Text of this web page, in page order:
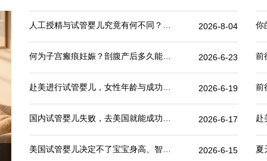
人工授精与试管婴儿究竟有何不同？一文读懂两者区别 2026-8-04
何为子宫瘢痕妊娠？剖腹产后多久能做试管婴儿？ 2026-6-23
赴美进行试管婴儿，女性年龄与成功率之间有何关联？ 2026-6-19
国内试管婴儿失败，去美国就能成功吗？ 2026-6-17
美国试管婴儿决定不了宝宝身高、智商，但这些可以. 2026-6-15 夏